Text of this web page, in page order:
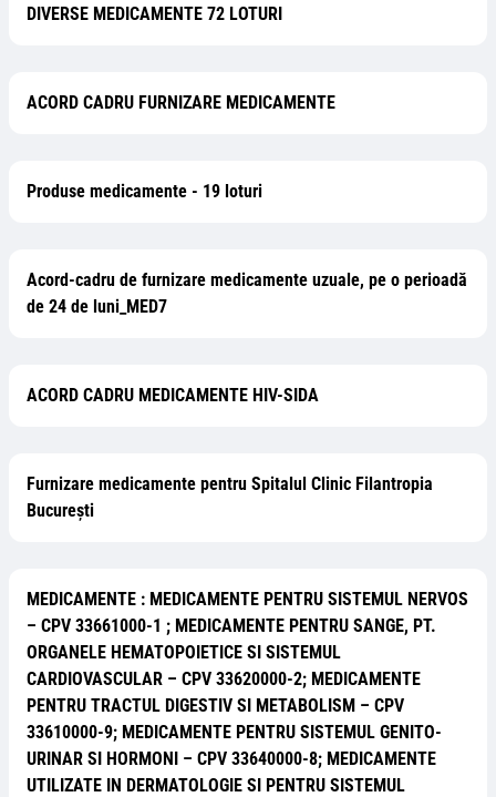
DIVERSE MEDICAMENTE 72 LOTURI
ACORD CADRU FURNIZARE MEDICAMENTE
Produse medicamente - 19 loturi
Acord-cadru de furnizare medicamente uzuale, pe o perioadă
de 24 de luni_MED7
ACORD CADRU MEDICAMENTE HIV-SIDA
Furnizare medicamente pentru Spitalul Clinic Filantropia
București
MEDICAMENTE : MEDICAMENTE PENTRU SISTEMUL NERVOS
– CPV 33661000-1 ; MEDICAMENTE PENTRU SANGE, PT.
ORGANELE HEMATOPOIETICE SI SISTEMUL
CARDIOVASCULAR – CPV 33620000-2; MEDICAMENTE
PENTRU TRACTUL DIGESTIV SI METABOLISM – CPV
33610000-9; MEDICAMENTE PENTRU SISTEMUL GENITO-
URINAR SI HORMONI – CPV 33640000-8; MEDICAMENTE
UTILIZATE IN DERMATOLOGIE SI PENTRU SISTEMUL